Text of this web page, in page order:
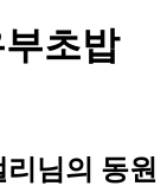
초밥
님의 동원